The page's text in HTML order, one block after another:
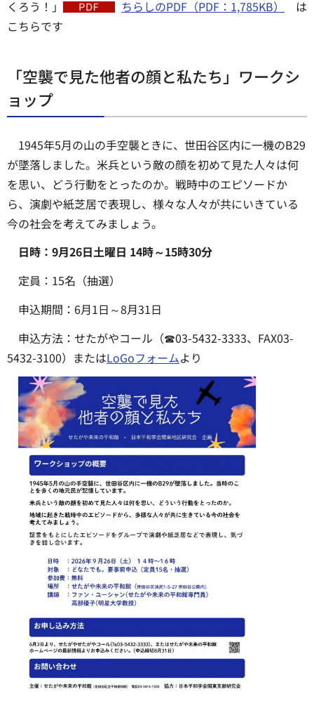
くろう！」 ちらしのPDF（PDF：1,785KB）
は
こちらです
「空襲で見た他者の顔と私たち」ワークシ
ョップ
1945年5月の山の手空襲ときに、世田谷区内に一機のB29
が墜落しました。米兵という敵の顔を初めて見た人々は何
を思い、どう行動をとったのか。戦時中のエピソードか
ら、演劇や紙芝居で表現し、様々な人々が共にいきている
今の社会を考えてみましょう。
日時：9月26日土曜日 14時～15時30分
定員：15名（抽選）
申込期間：6月1日～8月31日
申込方法：せたがやコール（☎03-5432-3333、FAX03-
5432-3100）またはLoGoフォームより